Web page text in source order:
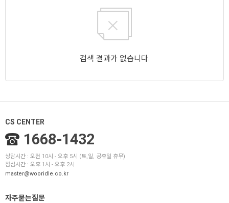
검색 결과가 없습니다.
CS CENTER
1668-1432
상담시간 : 오전 10시 - 오후 5시 (토,일, 공휴일 휴무)
점심시간 : 오후 1시 - 오후 2시
master@wooridle.co.kr
자주묻는질문